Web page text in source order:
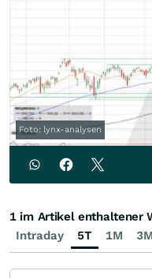
Foto: lynx-analysen
Intraday 5T 1M 3M
1 im Artikel enthaltener